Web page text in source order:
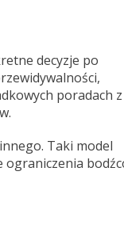
decyzje po
poradach z
Taki model
ograniczenia